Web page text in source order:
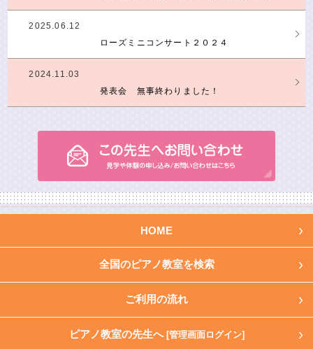
2025.06.12
ローズミニコンサート２０２４
2024.11.03
発表会 無事終わりました！
HOME
全国のピアノ教室を検索
ご利用の流れ
ピアノ教室の先生へ [管理画面ログイン]